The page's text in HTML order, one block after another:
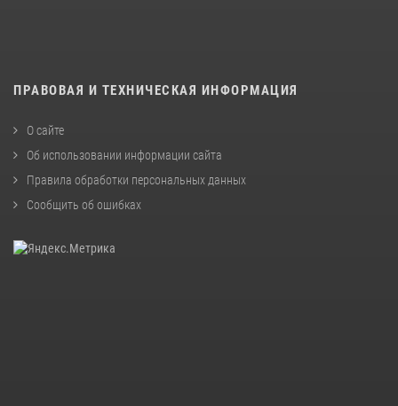
ПРАВОВАЯ И ТЕХНИЧЕСКАЯ ИНФОРМАЦИЯ
О сайте
Об использовании информации сайта
Правила обработки персональных данных
Сообщить об ошибках